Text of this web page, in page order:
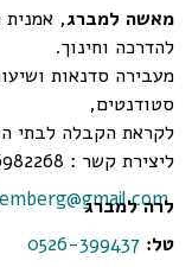
מאשה למברג, אמנית
להדרכה וחינוך.
מעבירה סדנאות
סטודנטים,
לקראת הקבלה לבתי
ליצירת קשר : 0546982268
לרה למברג
טל: 0526-399437